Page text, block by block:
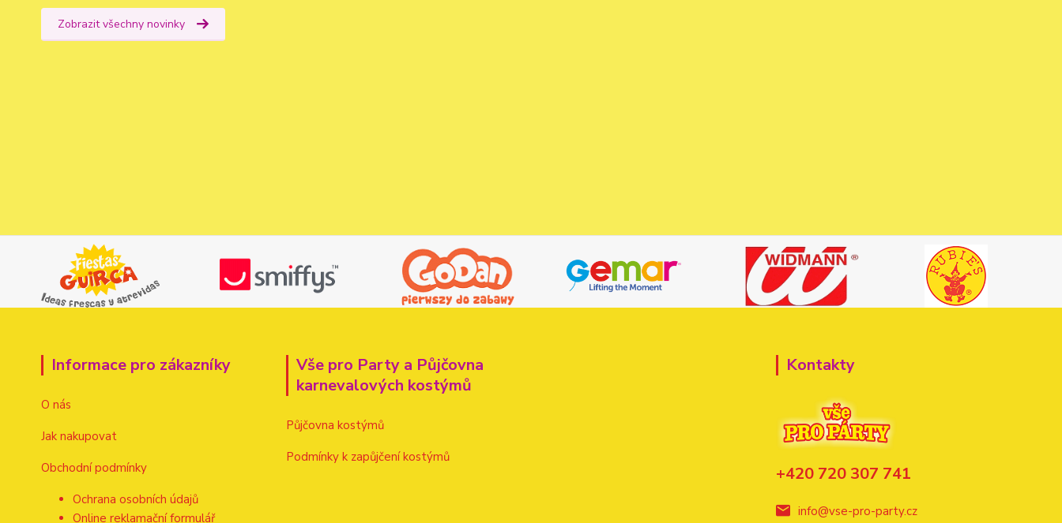
Zobrazit všechny novinky
Informace pro zákazníky
O nás
Jak nakupovat
Obchodní podmínky
Ochrana osobních údajů
Online reklamační formulář
Vše pro Party a Půjčovna
karnevalových kostýmů
Půjčovna kostýmů
Podmínky k zapůjčení kostýmů
Kontakty
+420 720 307 741
info@vse-pro-party.cz